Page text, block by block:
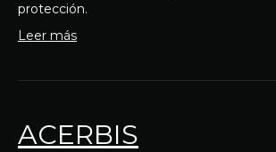
protección.
Leer más
ACERBIS